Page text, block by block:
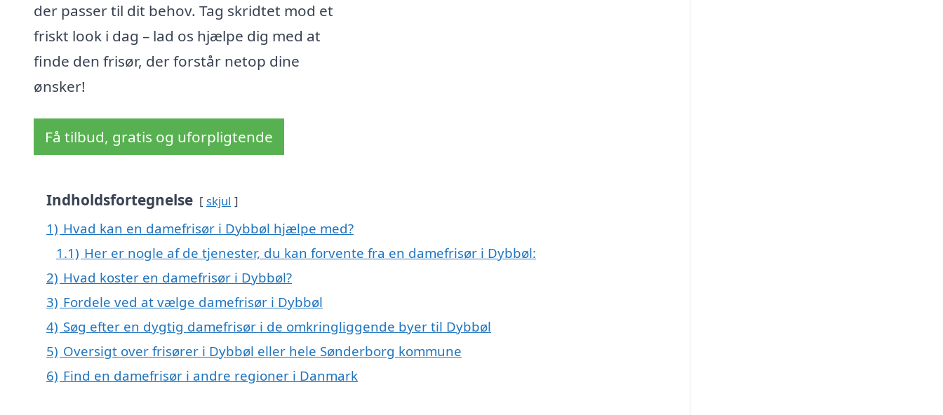
der passer til dit behov. Tag skridtet mod et
friskt look i dag – lad os hjælpe dig med at
finde den frisør, der forstår netop dine
ønsker!
Få tilbud, gratis og uforpligtende
Indholdsfortegnelse skjul
1) Hvad kan en damefrisør i Dybbøl hjælpe med?
1.1) Her er nogle af de tjenester, du kan forvente fra en damefrisør i Dybbøl:
2) Hvad koster en damefrisør i Dybbøl?
3) Fordele ved at vælge damefrisør i Dybbøl
4) Søg efter en dygtig damefrisør i de omkringliggende byer til Dybbøl
5) Oversigt over frisører i Dybbøl eller hele Sønderborg kommune
6) Find en damefrisør i andre regioner i Danmark